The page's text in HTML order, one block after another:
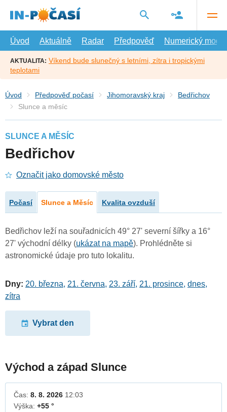
hlavní
Úvod
Aktuálně Radar Předpověď Numerický model
AKTUALITA: Víkend bude slunečný s letními, zítra i tropickými
teplotami
Úvod Předpověď počasí Jihomoravský kraj
Bedřichov
Slunce a měsíc
SLUNCE A MĚSÍC
Bedřichov
Označit jako domovské město
Počasí Slunce a Měsíc Kvalita ovzduší
Bedřichov leží na souřadnicích 49° 27' severní šířky a 16°
27' východní délky (ukázat na mapě). Prohlédněte si
astronomické údaje pro tuto lokalitu.
Dny: 20. března, 21. června, 23. září, 21. prosince, dnes,
zítra
Vybrat den
Východ a západ Slunce
Čas: 8. 8. 2026 12:03
Výška: +55 °